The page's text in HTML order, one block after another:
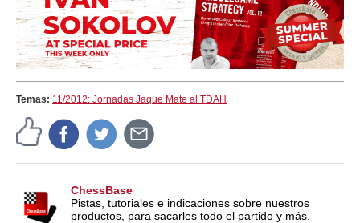
Temas: 11/2012: Jornadas Jaque Mate al TDAH
ChessBase
Pistas, tutoriales e indicaciones sobre nuestros
productos, para sacarles todo el partido y más.